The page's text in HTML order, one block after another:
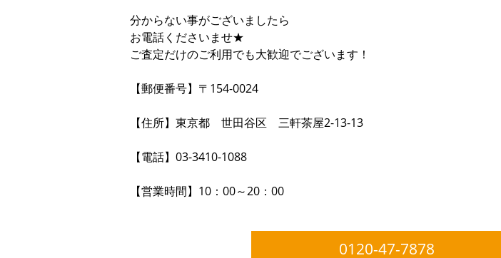
分からない事がございましたら
お電話くださいませ★
ご査定だけのご利用でも大歓迎でございます！
【郵便番号】〒154-0024
【住所】東京都 世田谷区 三軒茶屋2-13-13
【電話】03-3410-1088
【営業時間】10：00～20：00
0120-47-7878